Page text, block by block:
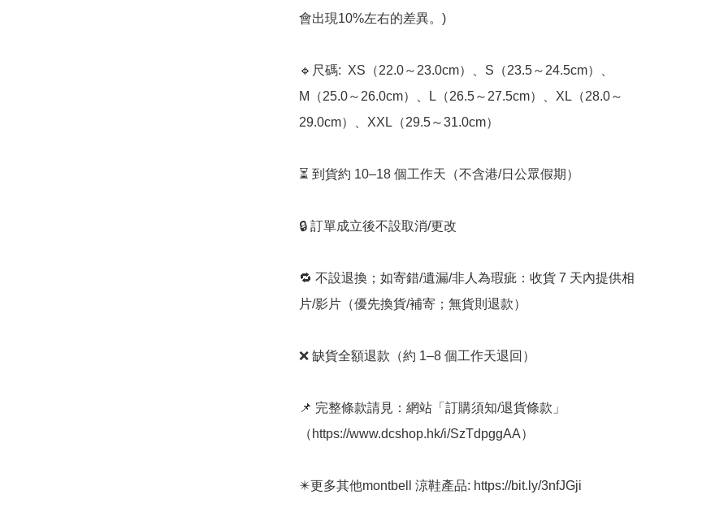
會出現10%左右的差異。)
🔹尺碼:  XS（22.0～23.0cm）、S（23.5～24.5cm）、
M（25.0～26.0cm）、L（26.5～27.5cm）、XL（28.0～
29.0cm）、XXL（29.5～31.0cm）
⏳ 到貨約 10–18 個工作天（不含港/日公眾假期）
🔒 訂單成立後不設取消/更改
🔁 不設退換；如寄錯/遺漏/非人為瑕疵：收貨 7 天內提供相
片/影片（優先換貨/補寄；無貨則退款）
❌ 缺貨全額退款（約 1–8 個工作天退回）
📌 完整條款請見：網站「訂購須知/退貨條款」
（https://www.dcshop.hk/i/SzTdpggAA）
✴️更多其他montbell 涼鞋產品: https://bit.ly/3nfJGji